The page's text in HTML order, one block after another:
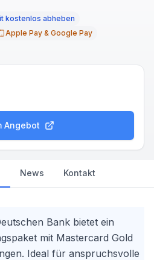
kostenlos abheben
Apple Pay & Google Pay
Angebot
News Kontakt
Bank bietet ein
mit Mastercard Gold
Ideal für anspruchsvolle